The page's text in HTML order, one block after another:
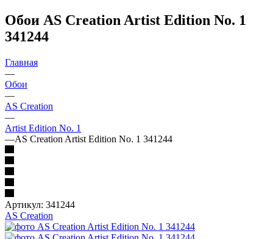
Обои AS Creation Artist Edition No. 1
341244
Главная
—
Обои
—
AS Creation
—
Artist Edition No. 1
—AS Creation Artist Edition No. 1 341244
Артикул: 341244
AS Creation